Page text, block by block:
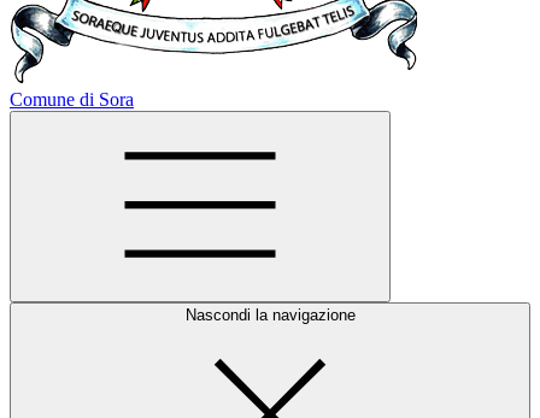
Comune di Sora
Nascondi la navigazione